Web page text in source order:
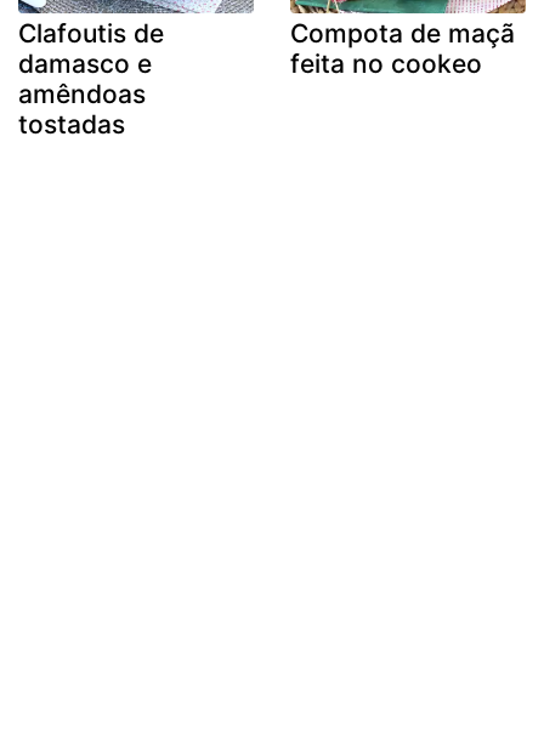
Clafoutis de
damasco e
amêndoas
tostadas
Compota de maçã
feita no cookeo